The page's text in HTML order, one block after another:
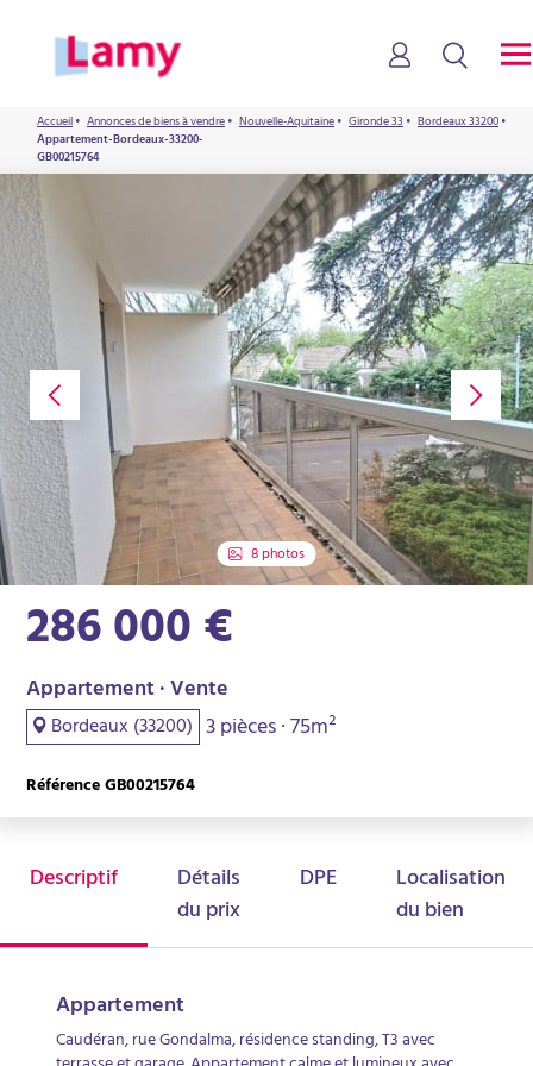
Accueil• Annonces de biens à vendre• Nouvelle-Aquitaine• Gironde 33• Bordeaux 33200•
Appartement-Bordeaux-33200-
GB00215764
8 photos
Appartement · Vente
Bordeaux (33200) 3 pièces · 75m²
286 000 €
Référence GB00215764
Descriptif Détails
du prix
DPE Localisation
du bien
Appartement
Caudéran, rue Gondalma, résidence standing, T3 avec